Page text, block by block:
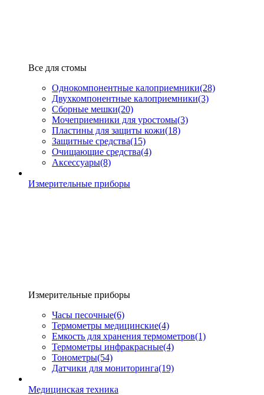
Все для стомы
Однокомпонентные калоприемники(28)
Двухкомпонентные калоприемники(3)
Сборные мешки(20)
Мочеприемники для уростомы(3)
Пластины для защиты кожи(18)
Защитные средства(15)
Очищающие средства(4)
Аксессуары(8)
Измерительные приборы
Измерительные приборы
Часы песочные(6)
Термометры медицинские(4)
Емкость для хранения термометров(1)
Термометры инфракрасные(4)
Тонометры(54)
Датчики для мониторинга(19)
Медицинская техника